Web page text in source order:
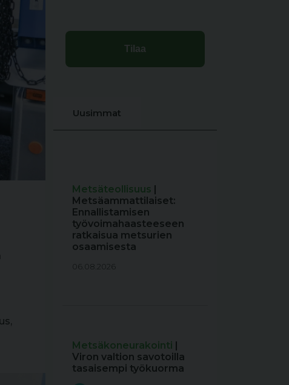
Uusimmat
Metsäteollisuus |
Metsäammattilaiset:
Ennallistamisen
työvoimahaasteeseen
ratkaisua metsurien
osaamisesta
06.08.2026
Metsäkoneurakointi |
Viron valtion savotoilla
tasaisempi työkuorma